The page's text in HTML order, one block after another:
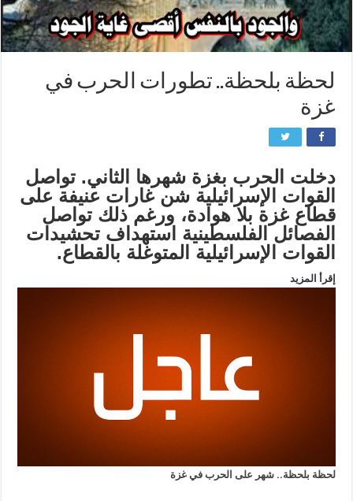
لحظة بلحظة.. تطورات الحرب في
غزة
دخلت الحرب بغزة شهرها الثاني. تواصل
القوات الإسرائيلية شن غارات عنيفة على
قطاع غزة بلا هوادة، ورغم ذلك تواصل
الفصائل الفلسطينية استهداف تحشيدات
القوات الإسرائيلية المتوغلة بالقطاع.
إقرأ المزيد
لحظة بلحظة.. شهر على الحرب في غزة